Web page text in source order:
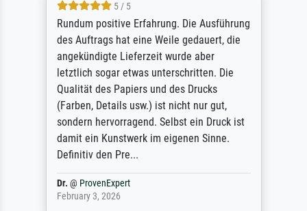
5 / 5
Rundum positive Erfahrung. Die Ausführung
des Auftrags hat eine Weile gedauert, die
angekündigte Lieferzeit wurde aber
letztlich sogar etwas unterschritten. Die
Qualität des Papiers und des Drucks
(Farben, Details usw.) ist nicht nur gut,
sondern hervorragend. Selbst ein Druck ist
damit ein Kunstwerk im eigenen Sinne.
Definitiv den Pre...
Dr. @ ProvenExpert
February 3, 2026